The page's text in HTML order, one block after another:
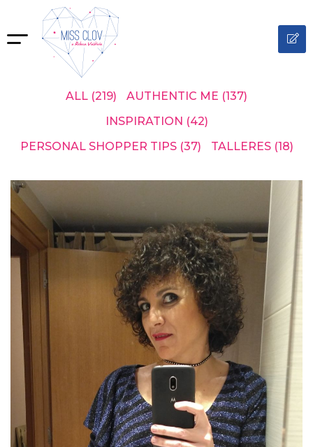
ALL (219) AUTHENTIC ME (137)
INSPIRATION (42)
PERSONAL SHOPPER TIPS (37) TALLERES (18)